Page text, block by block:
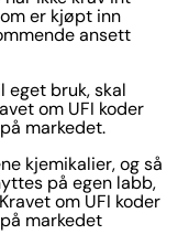
er kjøpt inn
ansett
eget bruk, skal
om UFI koder
markedet.
kjemikalier, og så
på egen labb,
om UFI koder
markedet